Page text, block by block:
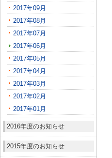
2017年09月
2017年08月
2017年07月
2017年06月
2017年05月
2017年04月
2017年03月
2017年02月
2017年01月
2016年度のお知らせ
2015年度のお知らせ